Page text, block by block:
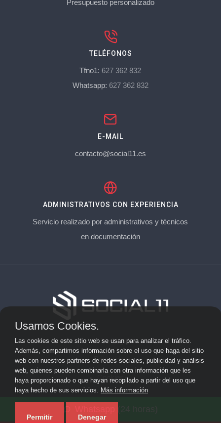
Presupuesto personalizado
TELÉFONOS
Tfno1: 627 362 832
Whatsapp: 627 362 832
E-MAIL
contacto@social11.es
ADMINISTRATIVOS CON EXPERIENCIA
Servicio realizado por administrativos y técnicos
en documentación
Aviso Legal
Privacidad
Cookies
posicionamiento web y SEO ·
Usamos Cookies.
Las cookies de este sitio web se usan para analizar el tráfico.
Además, compartimos información sobre el uso que haga del sitio
web con nuestros partners de redes sociales, publicidad y análisis
web, quienes pueden combinarla con otra información que les
haya proporcionado o que hayan recopilado a partir del uso que
haya hecho de sus servicios. Más información
Permitir Denegar